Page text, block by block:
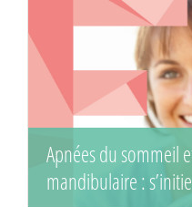
Apnées du sommeil
mandibulaire :